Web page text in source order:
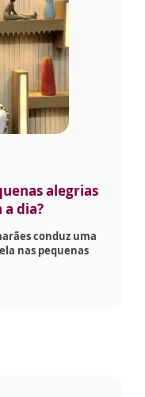
alegrias
a dia?
conduz uma
nas pequenas